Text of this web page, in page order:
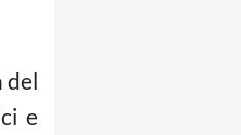
del
e